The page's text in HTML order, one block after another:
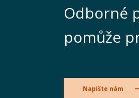
Odborné
pomůže
Napište nám